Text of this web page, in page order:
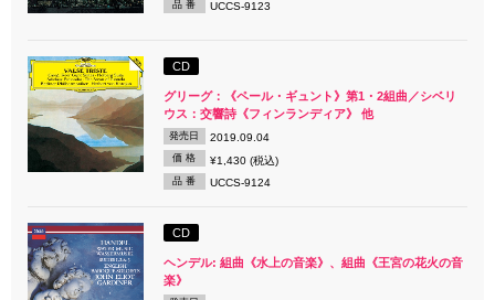
品 番 UCCS-9123
CD
グリーグ：《ペール・ギュント》第1・2組曲／シベリ
ウス：交響詩《フィンランディア》 他
発売日 2019.09.04
価 格 ¥1,430 (税込)
品 番 UCCS-9124
CD
ヘンデル: 組曲《水上の音楽》、組曲《王宮の花火の音
楽》